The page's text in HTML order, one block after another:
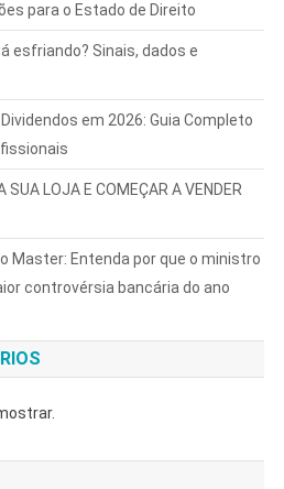
para o Estado de Direito
esfriando? Sinais, dados e
em 2026: Guia Completo
SUA LOJA E COMEÇAR A VENDER
Master: Entenda por que o ministro
controvérsia bancária do ano